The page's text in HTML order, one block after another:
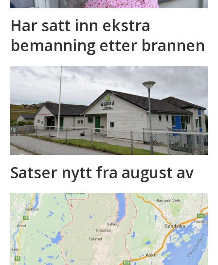
Har satt inn ekstra
bemanning etter brannen
Satser nytt fra august av